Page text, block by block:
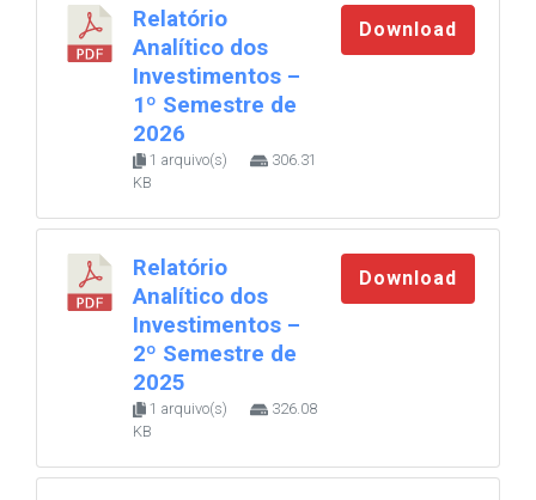
Relatório
Analítico dos
Investimentos –
1º Semestre de
2026
1 arquivo(s)
306.31
KB
Download
Relatório
Analítico dos
Investimentos –
2º Semestre de
2025
1 arquivo(s)
326.08
KB
Download